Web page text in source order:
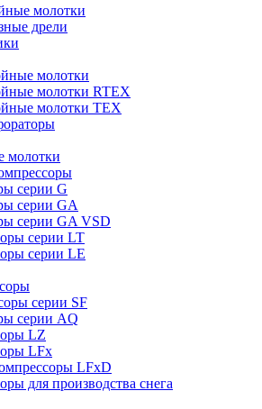
молотки
дрели
молотки
молотки RTEX
молотки TEX
молотки
серии G
cерии GA
cерии GA VSD
серии LT
серии LE
серии SF
серии AQ
LZ
LFx
LFxD
для производства снега